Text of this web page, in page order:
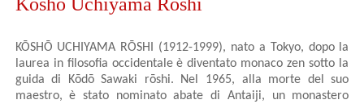
KŌSHŌ UCHIYAMA RŌSHI (1912-1999), nato a Tokyo, dopo la
laurea in filosofia occidentale è diventato monaco zen sotto la
guida di Kōdō Sawaki rōshi. Nel 1965, alla morte del suo
maestro, è stato nominato abate di Antaiji, un monastero